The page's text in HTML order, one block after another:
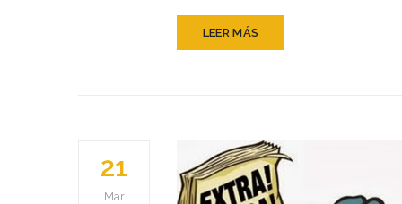
LEER MÁS
21
Mar